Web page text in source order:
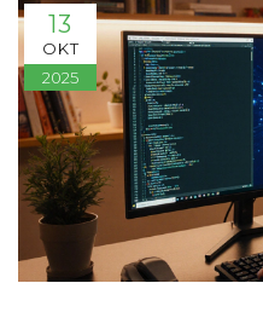
13
OKT
2025